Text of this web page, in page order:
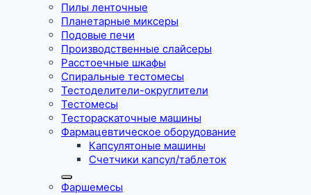
Пилы ленточные
Планетарные миксеры
Подовые печи
Производственные слайсеры
Расстоечные шкафы
Спиральные тестомесы
Тестоделители-округлители
Тестомесы
Тестораскаточные машины
Фармацевтическое оборудование
Капсулятоные машины
Счетчики капсул/таблеток
Фаршемесы